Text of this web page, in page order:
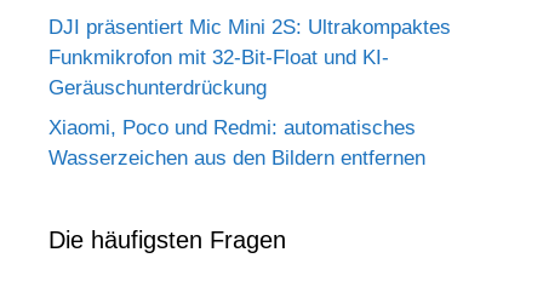
DJI präsentiert Mic Mini 2S: Ultrakompaktes
Funkmikrofon mit 32-Bit-Float und KI-
Geräuschunterdrückung
Xiaomi, Poco und Redmi: automatisches
Wasserzeichen aus den Bildern entfernen
Die häufigsten Fragen